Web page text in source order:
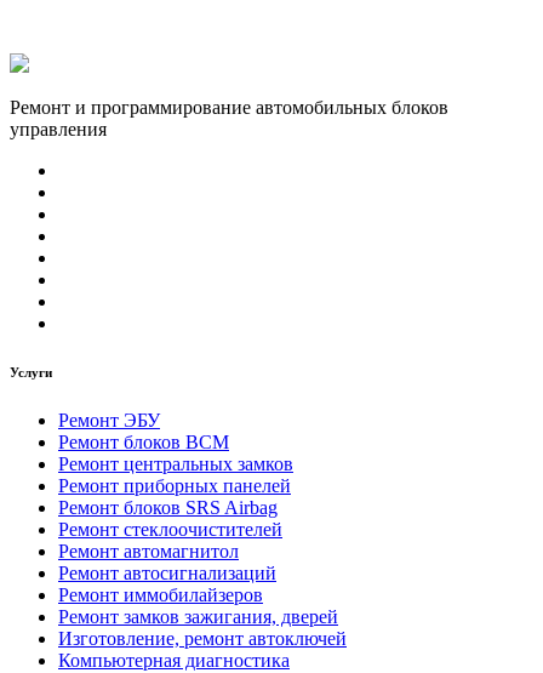
Ремонт и программирование автомобильных блоков
управления
Услуги
Ремонт ЭБУ
Ремонт блоков BCМ
Ремонт центральных замков
Ремонт приборных панелей
Ремонт блоков SRS Airbag
Ремонт стеклоочистителей
Ремонт автомагнитол
Ремонт автосигнализаций
Ремонт иммобилайзеров
Ремонт замков зажигания, дверей
Изготовление, ремонт автоключей
Компьютерная диагностика